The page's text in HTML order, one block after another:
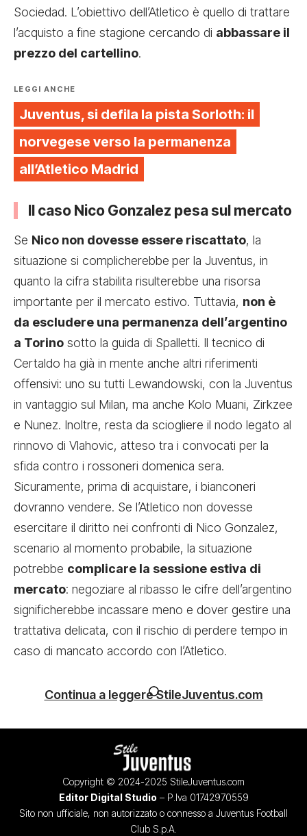
Sociedad. L’obiettivo dell’Atletico è quello di trattare
l’acquisto a fine stagione cercando di abbassare il
prezzo del cartellino.
LEGGI ANCHE
Juventus, si defila la pista Sorloth: il
norvegese verso la permanenza
all’Atletico Madrid
Il caso Nico Gonzalez pesa sul mercato
Se Nico non dovesse essere riscattato, la
situazione si complicherebbe per la Juventus, in
quanto la cifra stabilita risulterebbe una risorsa
importante per il mercato estivo. Tuttavia, non è
da escludere una permanenza dell’argentino
a Torino sotto la guida di Spalletti. Il tecnico di
Certaldo ha già in mente anche altri riferimenti
offensivi: uno su tutti Lewandowski, con la Juventus
in vantaggio sul Milan, ma anche Kolo Muani, Zirkzee
e Nunez. Inoltre, resta da sciogliere il nodo legato al
rinnovo di Vlahovic, atteso tra i convocati per la
sfida contro i rossoneri domenica sera.
Sicuramente, prima di acquistare, i bianconeri
dovranno vendere. Se l’Atletico non dovesse
esercitare il diritto nei confronti di Nico Gonzalez,
scenario al momento probabile, la situazione
potrebbe complicare la sessione estiva di
mercato: negoziare al ribasso le cifre dell’argentino
significherebbe incassare meno e dover gestire una
trattativa delicata, con il rischio di perdere tempo in
caso di mancato accordo con l’Atletico.
Continua a leggere StileJuventus.com
Copyright © 2024-2025 StileJuventus.com
Editor Digital Studio – P.Iva 01742970559
Sito non ufficiale, non autorizzato o connesso a Juventus Football
Club S.p.A.